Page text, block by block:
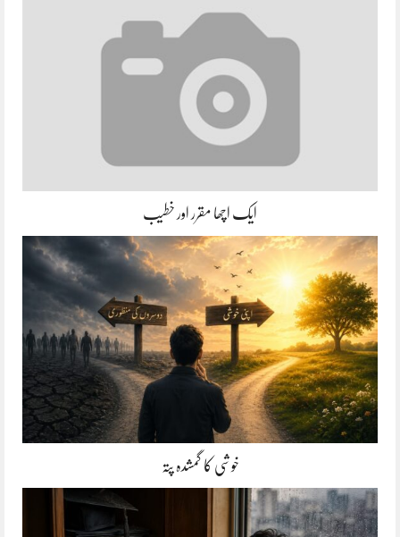
ایک اچھا مقرر اور خطیب
خوشی کا گمشدہ پتہ